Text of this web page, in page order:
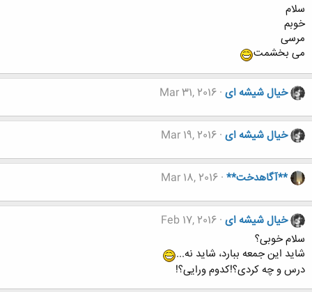
سلام
خوبم
مرسی
می بخشمت
خیال شیشه ای Mar 31, 2016
خیال شیشه ای Mar 19, 2016
**آگاهدخت** Mar 18, 2016
خیال شیشه ای Feb 17, 2016
سلام خوبی؟
شاید این جمعه ببارد، شاید نه...
درس و چه کردی؟!کدوم ورایی؟!